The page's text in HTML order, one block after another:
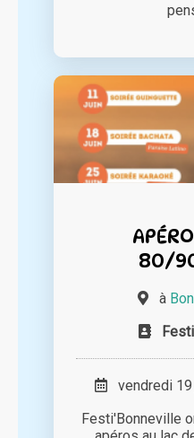
80/
à
vendredi 19
Festi'Bonneville